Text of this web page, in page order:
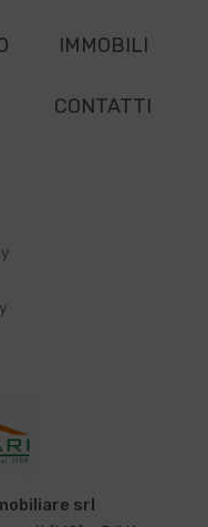
IMMOBILI
CONTATTI
srl